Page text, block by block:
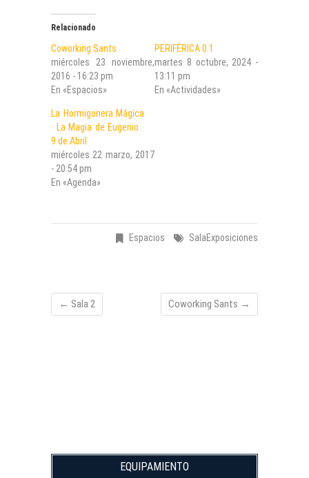
Relacionado
Coworking Sants
miércoles 23 noviembre,
2016 - 16:23 pm
En «Espacios»
PERIFÉRICA 0.1
martes 8 octubre, 2024 -
13:11 pm
En «Actividades»
La Hormigonera Mágica
· La Magia de Eugenio ·
9 de Abril
miércoles 22 marzo, 2017
- 20:54 pm
En «Agenda»
Espacios SalaExposiciones
← Sala 2 Coworking Sants →
EQUIPAMIENTO